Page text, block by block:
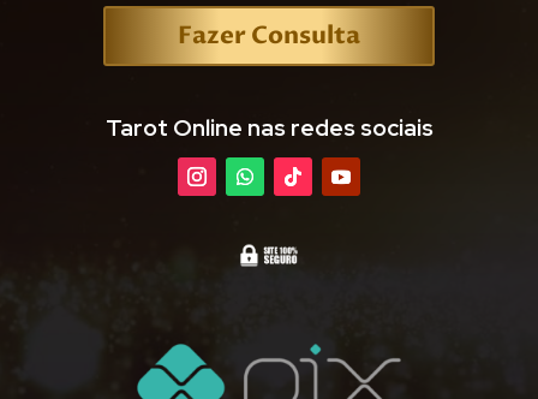
Fazer Consulta
Tarot Online nas redes sociais